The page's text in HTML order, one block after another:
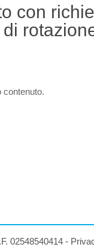
con
contenuto.
02548540414 -